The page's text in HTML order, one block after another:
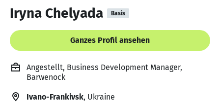
Iryna Chelyada Basis
Ganzes Profil ansehen
Angestellt, Business Development Manager,
Barwenock
Ivano-Frankivsk, Ukraine